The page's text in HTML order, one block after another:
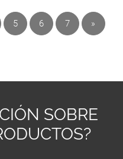
5 6 7 »
SOBRE